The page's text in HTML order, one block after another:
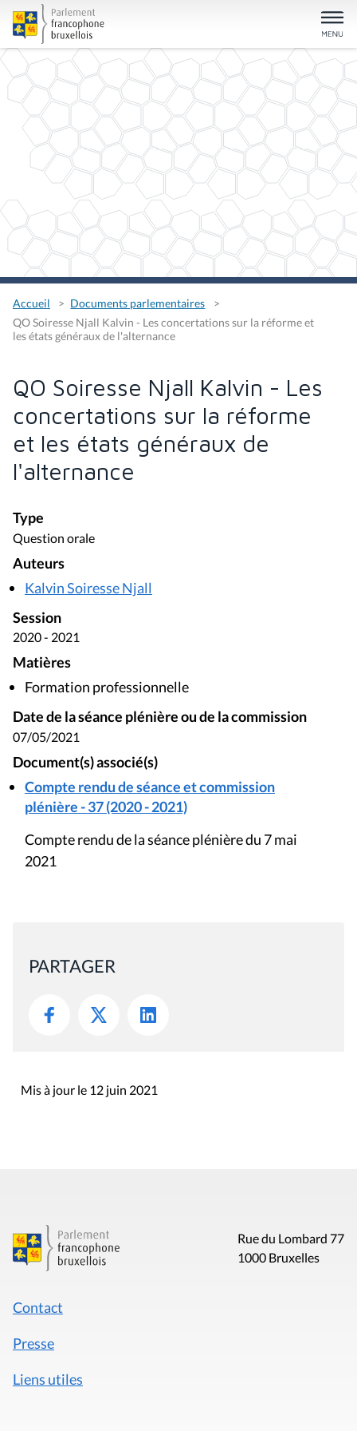
Accueil
Documents parlementaires
QO Soiresse Njall Kalvin - Les concertations sur la réforme et
les états généraux de l'alternance
QO Soiresse Njall Kalvin - Les
concertations sur la réforme
et les états généraux de
l'alternance
Type
Question orale
Auteurs
Kalvin Soiresse Njall
Session
2020 - 2021
Matières
Formation professionnelle
Date de la séance plénière ou de la commission
07/05/2021
Document(s) associé(s)
Compte rendu de séance et commission
plénière - 37 (2020 - 2021)
Compte rendu de la séance plénière du 7 mai
2021
PARTAGER
Mis à jour le 12 juin 2021
Rue du Lombard 77
1000 Bruxelles
Contact
Presse
Liens utiles